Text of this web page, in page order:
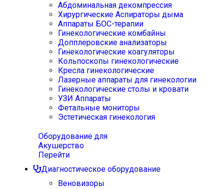
Абдоминальная декомпрессия
Хирургические Аспираторы дыма
Аппараты БОС-терапии
Гинекологические комбайны
Допплеровские анализаторы
Гинекологические коагуляторы
Кольпоскопы гинекологические
Кресла гинекологические
Лазерные аппараты для гинекологии
Гинекологические столы и кровати
УЗИ Аппараты
Фетальные мониторы
Эстетическая гинекология
Оборудование для
Акушерство
Перейти
Диагностическое оборудование
Веновизоры